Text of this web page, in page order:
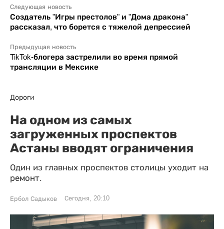
Следующая новость
Создатель "Игры престолов" и "Дома дракона"
рассказал, что борется с тяжелой депрессией
Предыдущая новость
TikTok-блогера застрелили во время прямой
трансляции в Мексике
Дороги
На одном из самых
загруженных проспектов
Астаны вводят ограничения
Один из главных проспектов столицы уходит на
ремонт.
Ербол Садыков Сегодня, 20:10